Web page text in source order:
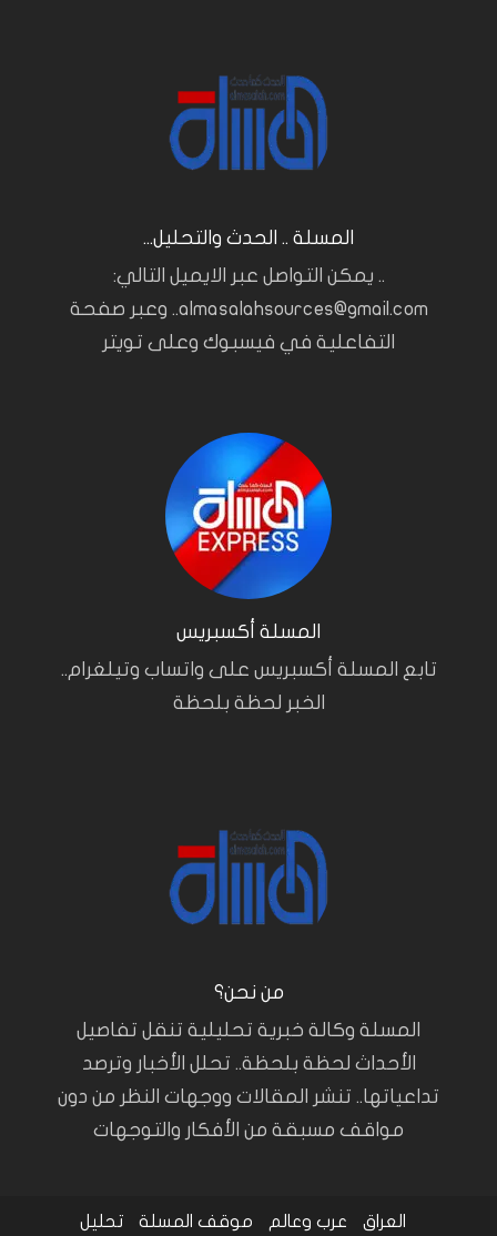
المسلة .. الحدث والتحليل...
.. يمكن التواصل عبر الايميل التالي:
almasalahsources@gmail.com.. وعبر صفحة
التفاعلية في فيسبوك وعلى تويتر
المسلة أكسبريس
تابع المسلة أكسبريس على واتساب وتيلغرام..
الخبر لحظة بلحظة
من نحن؟
المسلة وكالة خبرية تحليلية تنقل تفاصيل
الأحداث لحظة بلحظة.. تحلل الأخبار وترصد
تداعياتها.. تنشر المقالات ووجهات النظر من دون
مواقف مسبقة من الأفكار والتوجهات
العراق عرب وعالم موقف المسلة تحليل